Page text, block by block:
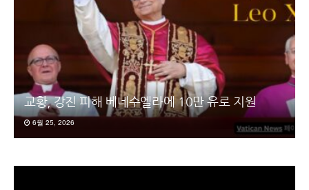
교황, 강진 피해 베네수엘라에 10만 유로 지원
6월 25, 2026